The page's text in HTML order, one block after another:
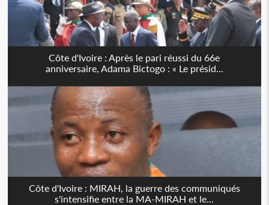
Côte d'Ivoire : Après le pari réussi du 66e
anniversaire, Adama Bictogo : « Le présid...
Côte d'Ivoire : MIRAH, la guerre des communiqués
s'intensifie entre la MA-MIRAH et le...